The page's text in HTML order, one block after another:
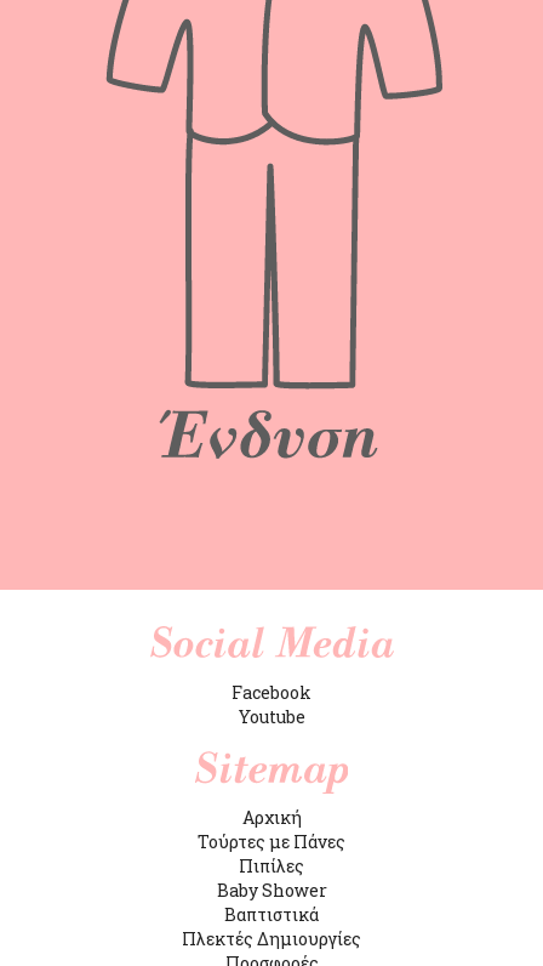
Facebook
Youtube
Αρχική
Τούρτες με Πάνες
Πιπίλες
Baby Shower
Βαπτιστικά
Πλεκτές Δημιουργίες